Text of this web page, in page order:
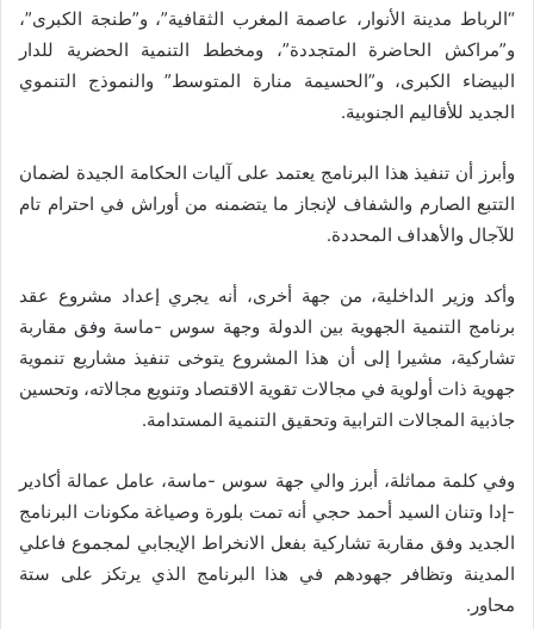
“الرباط مدينة الأنوار، عاصمة المغرب الثقافية”، و”طنجة الكبرى”،
و”مراكش الحاضرة المتجددة”، ومخطط التنمية الحضرية للدار
البيضاء الكبرى، و”الحسيمة منارة المتوسط” والنموذج التنموي
الجديد للأقاليم الجنوبية.
وأبرز أن تنفيذ هذا البرنامج يعتمد على آليات الحكامة الجيدة لضمان
التتبع الصارم والشفاف لإنجاز ما يتضمنه من أوراش في احترام تام
للآجال والأهداف المحددة.
وأكد وزير الداخلية، من جهة أخرى، أنه يجري إعداد مشروع عقد
برنامج التنمية الجهوية بين الدولة وجهة سوس -ماسة وفق مقاربة
تشاركية، مشيرا إلى أن هذا المشروع يتوخى تنفيذ مشاريع تنموية
جهوية ذات أولوية في مجالات تقوية الاقتصاد وتنويع مجالاته، وتحسين
جاذبية المجالات الترابية وتحقيق التنمية المستدامة.
وفي كلمة مماثلة، أبرز والي جهة سوس -ماسة، عامل عمالة أكادير
-إدا وتنان السيد أحمد حجي أنه تمت بلورة وصياغة مكونات البرنامج
الجديد وفق مقاربة تشاركية بفعل الانخراط الإيجابي لمجموع فاعلي
المدينة وتظافر جهودهم في هذا البرنامج الذي يرتكز على ستة
محاور.